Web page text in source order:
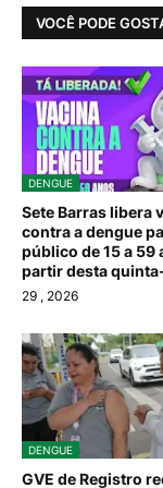
VOCÊ PODE
DENGUE
Sete Barras libera
contra a dengue
público de 15 a 59
partir desta
29 , 2026
DENGUE
GVE de Registro